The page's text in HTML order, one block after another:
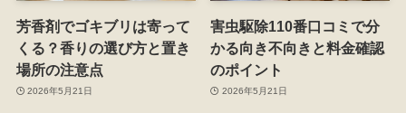
芳香剤でゴキブリは寄って
くる？香りの選び方と置き
場所の注意点
2026年5月21日
害虫駆除110番口コミで分
かる向き不向きと料金確認
のポイント
2026年5月21日